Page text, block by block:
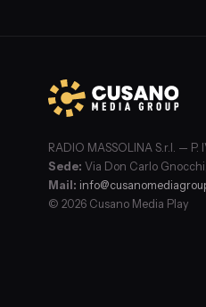
RADIO MASSOLINA S.r.l. — P.
Sede: Via Don Carlo
Mail:
© 2026 Cusano Media Play